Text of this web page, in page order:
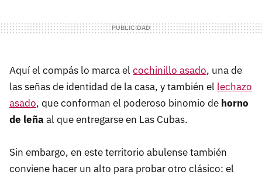
Aquí el compás lo marca el cochinillo asado, una de
las señas de identidad de la casa, y también el lechazo
asado, que conforman el poderoso binomio de horno
de leñaal que entregarse en Las Cubas.
Sin embargo, en este territorio abulense también
conviene hacer un alto para probar otro clásico: el